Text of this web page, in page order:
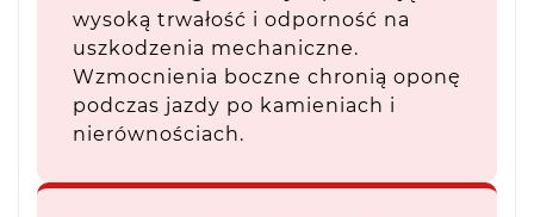
wysoką trwałość i odporność na
uszkodzenia mechaniczne.
Wzmocnienia boczne chronią oponę
podczas jazdy po kamieniach i
nierównościach.